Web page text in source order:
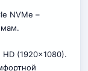
NVMe –
(1920×1080).